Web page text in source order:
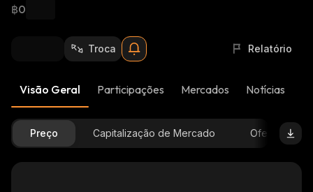
฿0
Troca Relatório
Visão Geral Participações Mercados Notícias
Preço Capitalização de Mercado Oferta